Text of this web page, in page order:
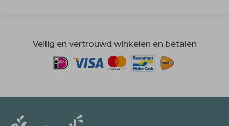
Veilig en vertrouwd winkelen en betalen